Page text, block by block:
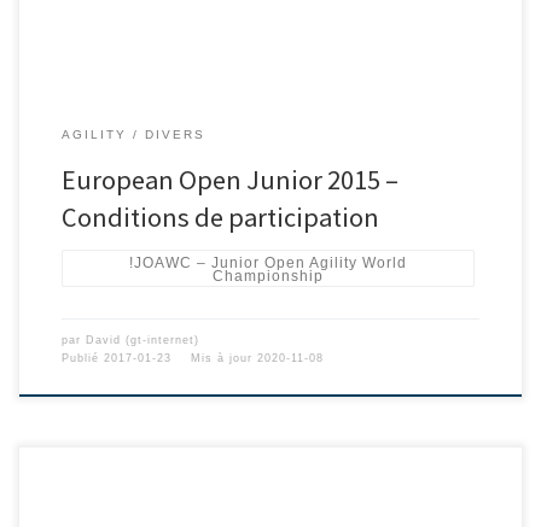
AGILITY DIVERS
European Open Junior 2015 –
Conditions de participation
!JOAWC – Junior Open Agility World
Championship
par David (gt-internet)
Publié 2017-01-23 Mis à jour 2020-11-08